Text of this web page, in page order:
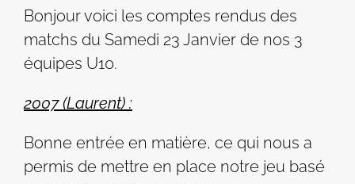
Bonjour voici les comptes rendus des
matchs du Samedi 23 Janvier de nos 3
équipes U10.
2007 (Laurent) :
Bonne entrée en matière, ce qui nous a
permis de mettre en place notre jeu basé